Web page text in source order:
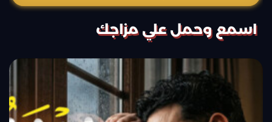
اسمع وحمل علي مزاجك